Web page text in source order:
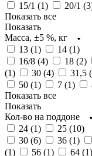
15/1 (1) 20/1 (3
Показать все
Показать
Масса, ±5 %, кг
13 (1) 14 (1)
16/8 (4) 18 (2)
(1) 30 (4) 31,5 (
50 (1) 7 (1)
Показать все
Показать
Кол-во на поддоне
24 (1) 25 (10)
30 (6) 36 (1)
(1) 56 (1) 64 (1)